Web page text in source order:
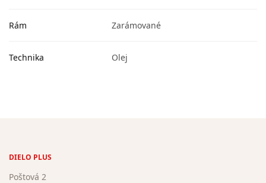
Rám Zarámované
Technika Olej
DIELO PLUS
Poštová 2